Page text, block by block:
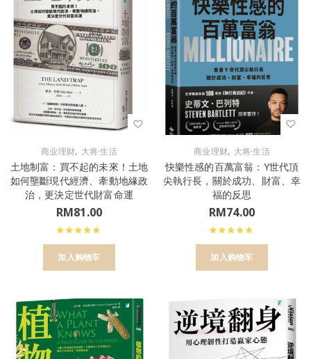
商业理财, 大将·生活
土地制富：買不起的未來！土地
如何壟斷現代經濟、牽動地緣政
治，更決定世代財富命運
RM81.00
加入购物车
商业理财, 大将·生活
快樂性感的百萬富翁：Y世代頂
尖執行長，關於成功、財富、幸
福的反思
RM74.00
加入购物车